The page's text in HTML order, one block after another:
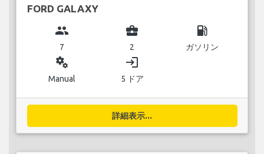
FORD GALAXY
group
7
business_center
2
local_gas_station
ガソリン
miscellaneous_services
Manual
login
5 ドア
詳細表示...